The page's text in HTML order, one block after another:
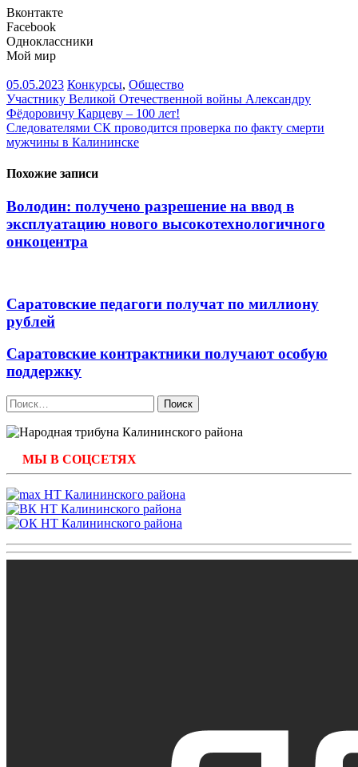
Вконтакте
Facebook
Одноклассники
Мой мир
05.05.2023 Конкурсы, Общество
Навигация
по
записям
Участнику Великой Отечественной войны Александру
Фёдоровичу Карцеву – 100 лет!
Следователями СК проводится проверка по факту смерти
мужчины в Калининске
Похожие записи
Володин: получено разрешение на ввод в
эксплуатацию нового высокотехнологичного
онкоцентра
Саратовские педагоги получат по миллиону
рублей
Саратовские контрактники получают особую
поддержку
Найти:
МЫ В СОЦСЕТЯХ